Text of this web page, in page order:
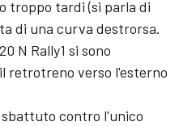
troppo tardi (si parla di
di una curva destrorsa.
N Rally1 si sono
retrotreno verso l'esterno
sbattuto contro l'unico